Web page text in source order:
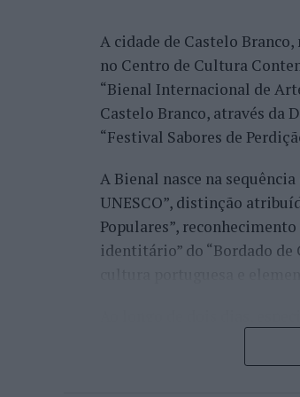
Já Jaime Faria venceu o
alcançando também os
Darderi, num encontro
Nuno Borges, principal
segunda ronda pelo
sets.
Henrique Rocha e
afastado pelo espanhol
Na fase de qualificação,
quadro principal do
A cidade de Castelo
no Centro de Cultura
“Bienal Internacional de
Castelo Branco, através da
“Festival Sabores de
A Bienal nasce na
UNESCO”, distinção
Populares”,
identitário” do “Bordado de
representantes
cidades pertencentes à